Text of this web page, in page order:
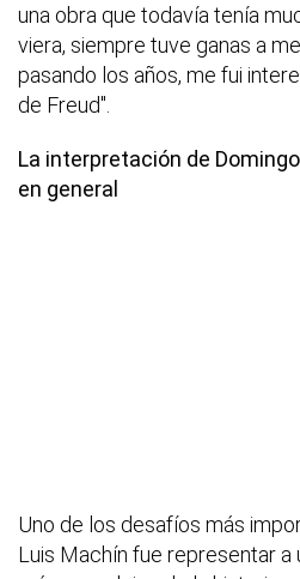
una obra que todavía tenía
viera, siempre tuve ganas a
pasando los años, me fui
de Freud".
La interpretación de
en general
Uno de los desafíos más
Luis Machín fue representar a